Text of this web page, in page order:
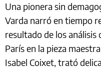
Una pionera sin
Varda narró en tiempo
resultado de los
París en la pieza maestra
Isabel Coixet, trató